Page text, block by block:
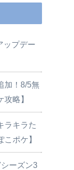
ップデー
加！8/5無
略】
ラキラた
ポケ】
ーズン3